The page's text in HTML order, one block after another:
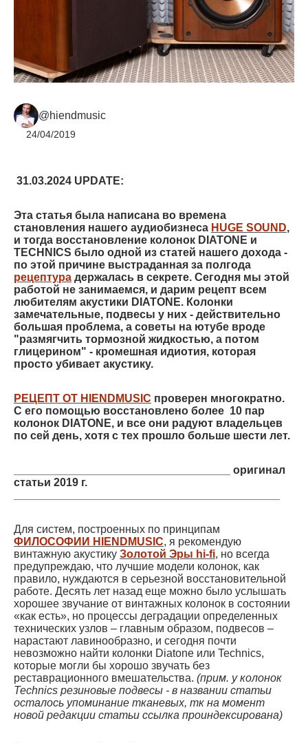
@hiendmusic
24/04/2019
31.03.2024 UPDATE:
Эта статья была написана во времена
становления нашего аудиобизнеса HUGE SOUND,
и тогда восстановление колонок DIATONE и
TECHNICS было одной из статей нашего дохода -
по этой причине выстраданная за полгода
рецептура держалась в секрете. Сегодня мы этой
работой не занимаемся, и дарим рецепт всем
любителям акустики DIATONE. Колонки
замечательные, подвесы у них - действительно
большая проблема, а советы на ютубе вроде
"размягчить тормозной жидкостью, а потом
глицерином" - кромешная идиотия, которая
просто убивает акустику.
РЕЦЕПТ ОТ HIENDMUSIC проверен многократно.
С его помощью восстановлено более 10 пар
колонок DIATONE, и все они радуют владельцев
по сей день, хотя с тех прошло больше шести лет.
___________________________________ оригинал
статьи 2019 г.
Для систем, построенных по принципам
ФИЛОСОФИИ HIENDMUSIC, я рекомендую
винтажную акустику Золотой Эры hi-fi, но всегда
предупреждаю, что лучшие модели колонок, как
правило, нуждаются в серьезной восстановительной
работе. Десять лет назад еще можно было услышать
хорошее звучание от винтажных колонок в состоянии
«как есть», но процессы деградации определенных
технических узлов – главным образом, подвесов –
нарастают лавинообразно, и сегодня почти
невозможно найти колонки Diatone или Technics,
которые могли бы хорошо звучать без
реставрационного вмешательства. (прим. у колонок
Technics резиновые подвесы - в названии статьи
осталось упоминание тканевых, тк на момент
новой редакции статьи ссылка проиндексирована)